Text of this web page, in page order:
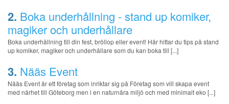
2. Boka underhållning - stand up komiker,
magiker och underhållare
Boka underhållning till din fest, bröllop eller event! Här hittar du tips på stand
up komiker, magiker och underhållare som du kan boka till [...]
3. Nääs Event
Nääs Event är ett företag som inriktar sig på Företag som vill skapa event
med närhet till Göteborg men i en naturnära miljö och med minimalt eko [...]